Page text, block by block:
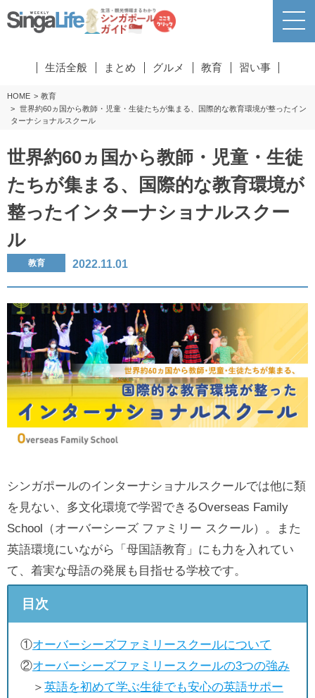
生活全般 まとめ グルメ 教育 習い事
HOME
教育
世界約60ヵ国から教師・児童・生徒たちが集まる、国際的な教育環境が整ったイン
ターナショナルスクール
世界約60ヵ国から教師・児童・生徒
たちが集まる、国際的な教育環境が
整ったインターナショナルスクー
ル
教育 2022.11.01
シンガポールのインターナショナルスクールでは他に類
を見ない、多文化環境で学習できるOverseas Family
School（オーバーシーズ ファミリー スクール）。また
英語環境にいながら「母国語教育」にも力を入れてい
て、着実な母語の発展も目指せる学校です。
目次
①オーバーシーズファミリースクールについて
②オーバーシーズファミリースクールの3つの強み
＞ 英語を初めて学ぶ生徒でも安心の英語サポー